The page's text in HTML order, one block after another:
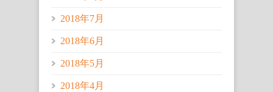
2018年7月
2018年6月
2018年5月
2018年4月